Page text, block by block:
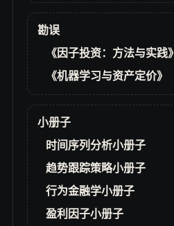
勘误
《因子投资：方法与实践》
《机器学习与资产定价》
小册子
时间序列分析小册子
趋势跟踪策略小册子
行为金融学小册子
盈利因子小册子